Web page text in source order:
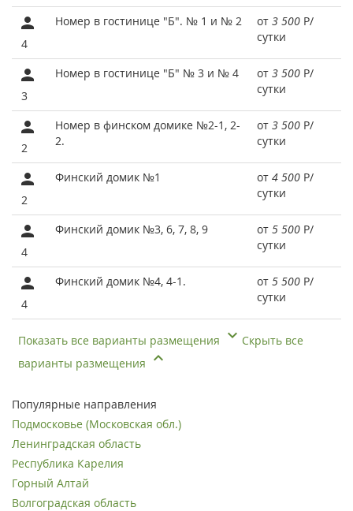
4
Номер в гостинице "Б". № 1 и № 2 от 3 500 Р/
сутки
3
Номер в гостинице "Б" № 3 и № 4 от 3 500 Р/
сутки
2
Номер в финском домике №2-1, 2-
2.
от 3 500 Р/
сутки
2
Финский домик №1 от 4 500 Р/
сутки
4
Финский домик №3, 6, 7, 8, 9 от 5 500 Р/
сутки
4
Финский домик №4, 4-1. от 5 500 Р/
сутки
Показать все варианты размещения
Скрыть все
варианты размещения
Популярные направления
Подмосковье (Московская обл.)
Ленинградская область
Республика Карелия
Горный Алтай
Волгоградская область